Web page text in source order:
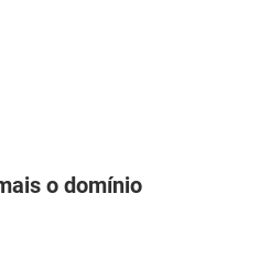
o domínio